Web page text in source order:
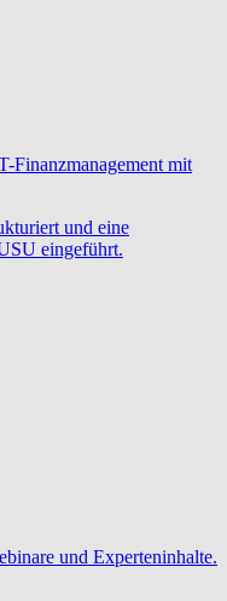
Finanzmanagement mit
und eine
eingeführt.
und Experteninhalte.